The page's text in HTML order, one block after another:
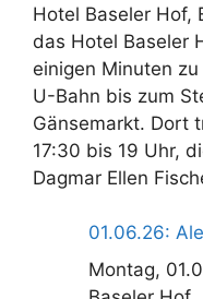
Hotel Baseler Hof,
das Hotel Baseler
einigen Minuten
U-Bahn bis zum
Gänsemarkt. Dort
17:30 bis 19 Uhr,
Dagmar Ellen
01.06.26:
Montag,